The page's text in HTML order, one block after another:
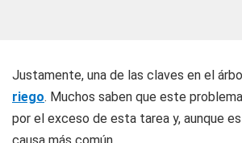
Justamente, una de las claves en el
riego. Muchos saben que este
por el exceso de esta tarea y, aunque